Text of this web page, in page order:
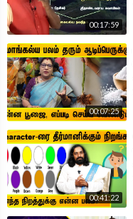
00:17:59
00:07:25
00:41:22